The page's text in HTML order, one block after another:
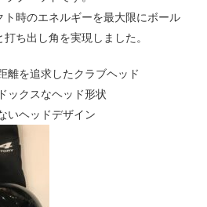
時のエネルギーを最大限にボール
ち出し角を実現しました。
離を追求したクラブヘッド
ックスなヘッド形状
いヘッドデザイン